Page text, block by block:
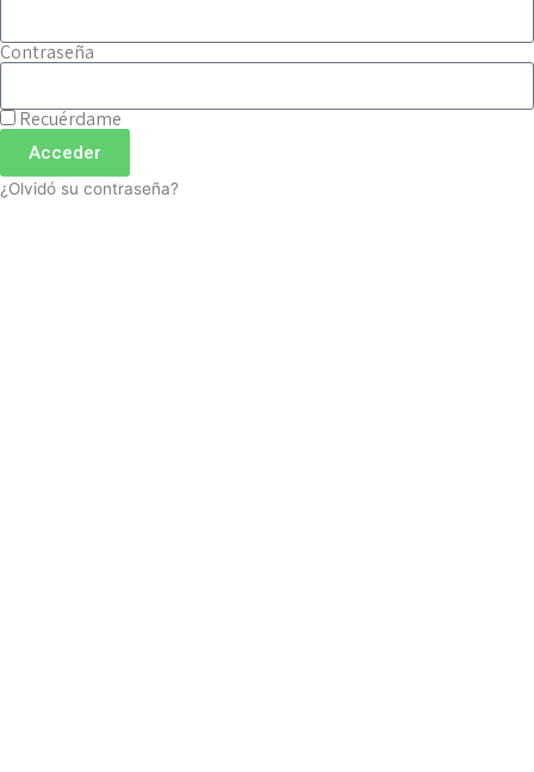
Contraseña
Recuérdame
Acceder
¿Olvidó su contraseña?